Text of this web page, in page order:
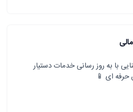
با به روز رسانی خدمات دستیار
حرفه ای 📱